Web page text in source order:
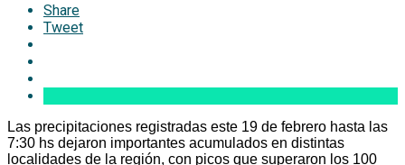
Share
Tweet
Las precipitaciones registradas este 19 de febrero hasta las
7:30 hs dejaron importantes acumulados en distintas
localidades de la región, con picos que superaron los 100